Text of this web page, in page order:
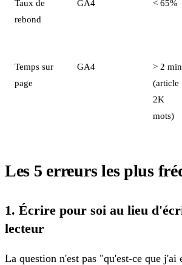
Taux de
rebond
GA4 < 65%
Temps sur
page
GA4
> 2 min
(article
2K
mots)
Les 5 erreurs les plus
1. Écrire pour soi au lieu
lecteur
La question n'est pas "qu'est-ce que j'ai